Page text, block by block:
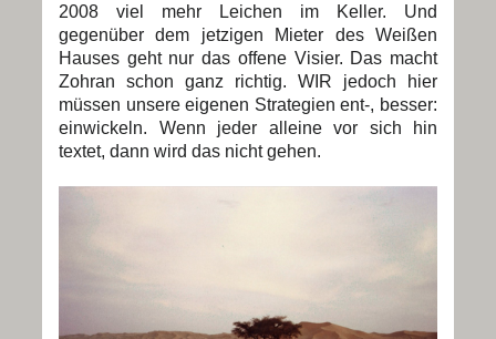
2008 viel mehr Leichen im Keller. Und
gegenüber dem jetzigen Mieter des Weißen
Hauses geht nur das offene Visier. Das macht
Zohran schon ganz richtig. WIR jedoch hier
müssen unsere eigenen Strategien ent-, besser:
einwickeln. Wenn jeder alleine vor sich hin
textet, dann wird das nicht gehen.